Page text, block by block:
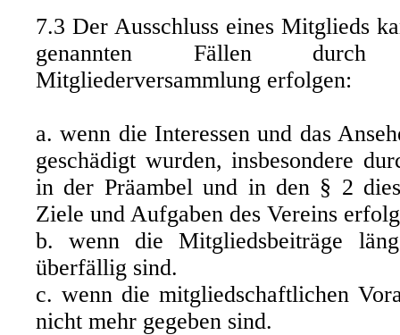
7.3 Der Ausschluss eines Mitglieds
genannten Fällen
Mitgliederversammlung erfolgen:
a. wenn die Interessen und das
geschädigt wurden, insbesondere
in der Präambel und in den § 2
Ziele und Aufgaben des Vereins
b. wenn die Mitgliedsbeiträge
überfällig sind.
c. wenn die mitgliedschaftlichen
nicht mehr gegeben sind.